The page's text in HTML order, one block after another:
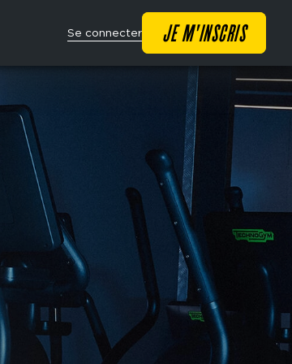
navigation
CTA
Se connecter JE M'INSCRIS